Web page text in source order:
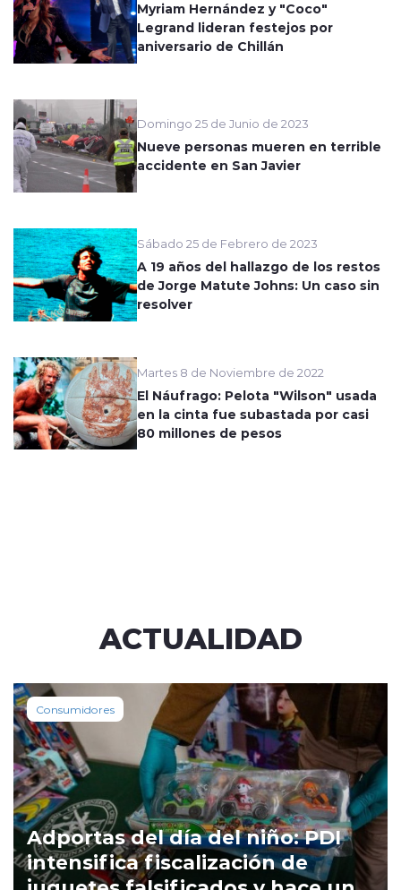
Myriam Hernández y "Coco"
Legrand lideran festejos por
aniversario de Chillán
Domingo 25 de Junio de 2023
Nueve personas mueren en terrible
accidente en San Javier
Sábado 25 de Febrero de 2023
A 19 años del hallazgo de los restos
de Jorge Matute Johns: Un caso sin
resolver
Martes 8 de Noviembre de 2022
El Náufrago: Pelota "Wilson" usada
en la cinta fue subastada por casi
80 millones de pesos
ACTUALIDAD
Consumidores
Adportas del día del niño: PDI
intensifica fiscalización de